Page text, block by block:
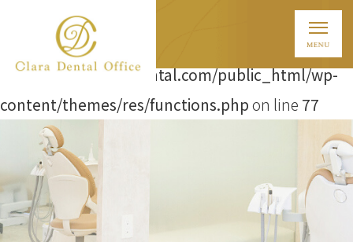
Warning: Attempt to read property "ID" on string in
/home/t838/clara-dental.com/public_html/wp-
content/themes/res/functions.phpon line 77